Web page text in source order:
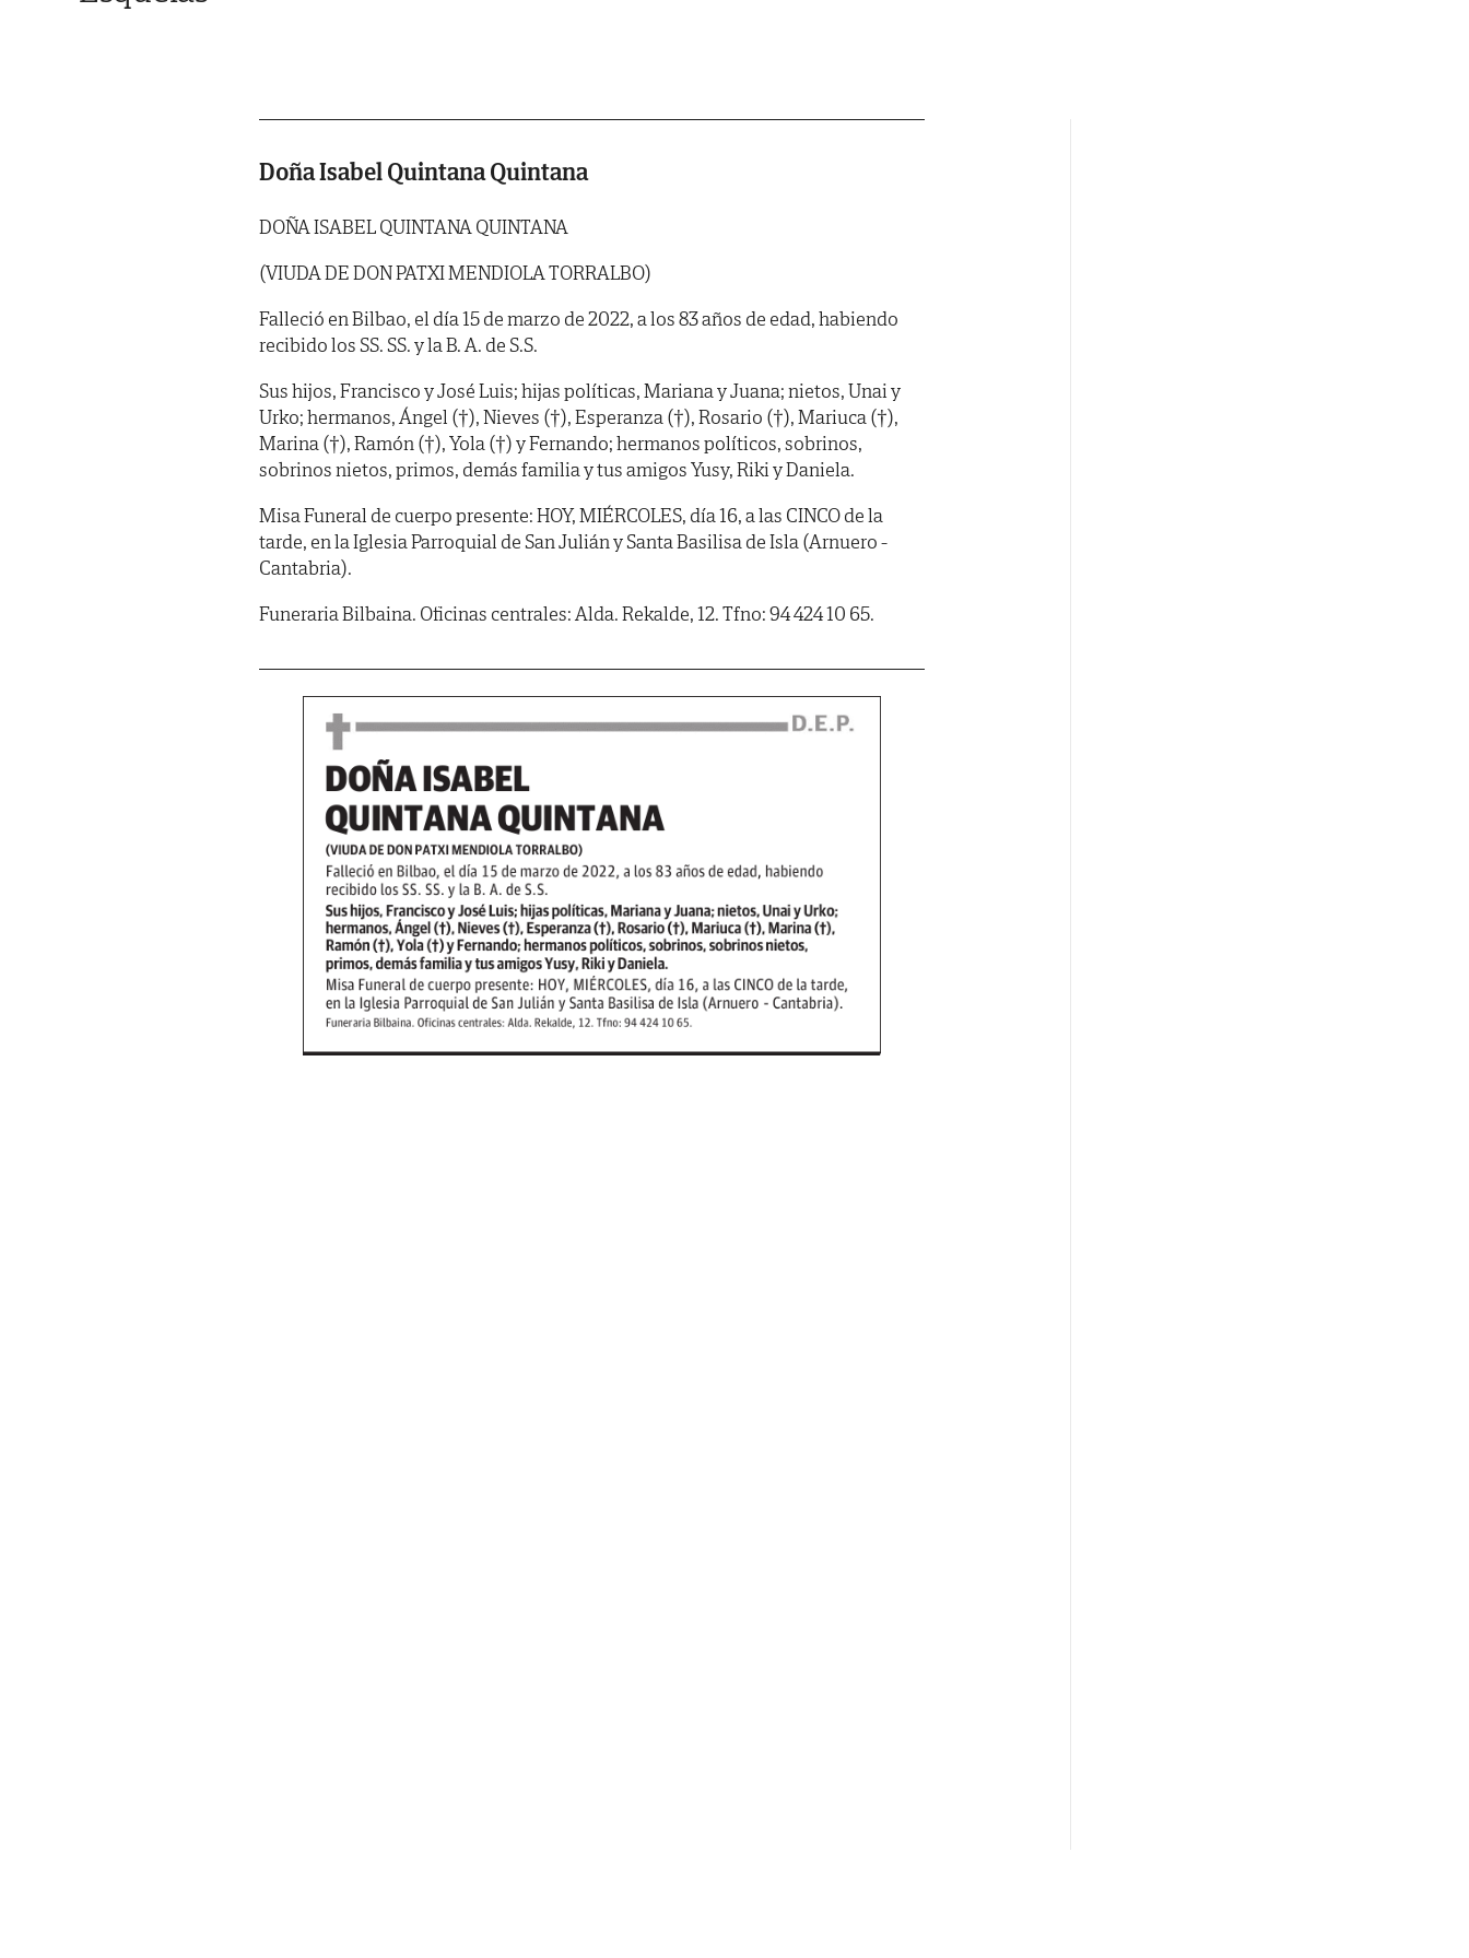
Doña Isabel Quintana Quintana
DOÑA ISABEL QUINTANA QUINTANA
(VIUDA DE DON PATXI MENDIOLA TORRALBO)
Falleció en Bilbao, el día 15 de marzo de 2022, a los 83 años de edad, habiendo
recibido los SS. SS. y la B. A. de S.S.
Sus hijos, Francisco y José Luis; hijas políticas, Mariana y Juana; nietos, Unai y
Urko; hermanos, Ángel (†), Nieves (†), Esperanza (†), Rosario (†), Mariuca (†),
Marina (†), Ramón (†), Yola (†) y Fernando; hermanos políticos, sobrinos,
sobrinos nietos, primos, demás familia y tus amigos Yusy, Riki y Daniela.
Misa Funeral de cuerpo presente: HOY, MIÉRCOLES, día 16, a las CINCO de la
tarde, en la Iglesia Parroquial de San Julián y Santa Basilisa de Isla (Arnuero -
Cantabria).
Funeraria Bilbaina. Oficinas centrales: Alda. Rekalde, 12. Tfno: 94 424 10 65.